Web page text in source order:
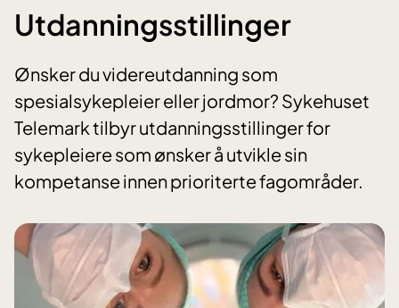
Utdanningsstillinger
Ønsker du videreutdanning som
spesialsykepleier eller jordmor? Sykehuset
Telemark tilbyr utdanningsstillinger for
sykepleiere som ønsker å utvikle sin
kompetanse innen prioriterte fagområder.